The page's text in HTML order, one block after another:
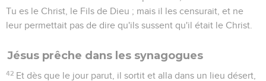
Tu es le Christ, le Fils de Dieu ; mais il les censurait, et ne
leur permettait pas de dire qu'ils sussent qu'il était le Christ.
Jésus prêche dans les synagogues
42 Et dès que le jour parut, il sortit et alla dans un lieu désert,